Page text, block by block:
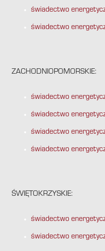
świadectwo
świadectwo
ZACHODNIOPOMORSKIE:
świadectwo
świadectwo
świadectwo
świadectwo
ŚWIĘTOKRZYSKIE:
świadectwo
świadectwo